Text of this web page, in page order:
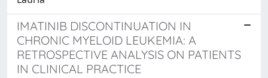
IMATINIB DISCONTINUATION IN
CHRONIC MYELOID LEUKEMIA: A
RETROSPECTIVE ANALYSIS ON PATIENTS
IN CLINICAL PRACTICE